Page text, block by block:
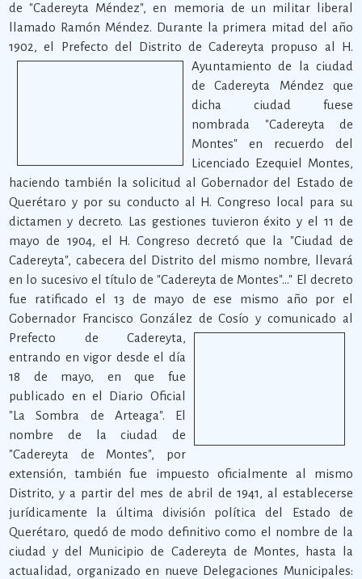
de "Cadereyta Méndez", en memoria de un militar liberal
llamado Ramón Méndez. Durante la primera mitad del año
1902, el Prefecto del Distrito de Cadereyta propuso al H.
Ayuntamiento de la ciudad
de Cadereyta Méndez que
dicha ciudad fuese
nombrada "Cadereyta de
Montes" en recuerdo del
Licenciado Ezequiel Montes,
haciendo también la solicitud al Gobernador del Estado de
Querétaro y por su conducto al H. Congreso local para su
dictamen y decreto. Las gestiones tuvieron éxito y el 11 de
mayo de 1904, el H. Congreso decretó que la "Ciudad de
Cadereyta", cabecera del Distrito del mismo nombre, llevará
en lo sucesivo el título de "Cadereyta de Montes"…" El decreto
fue ratificado el 13 de mayo de ese mismo año por el
Gobernador Francisco González de Cosío y comunicado al
Prefecto de Cadereyta,
entrando en vigor desde el día
18 de mayo, en que fue
publicado en el Diario Oficial
"La Sombra de Arteaga". El
nombre de la ciudad de
"Cadereyta de Montes", por
extensión, también fue impuesto oficialmente al mismo
Distrito, y a partir del mes de abril de 1941, al establecerse
jurídicamente la última división política del Estado de
Querétaro, quedó de modo definitivo como el nombre de la
ciudad y del Municipio de Cadereyta de Montes, hasta la
actualidad, organizado en nueve Delegaciones Municipales: